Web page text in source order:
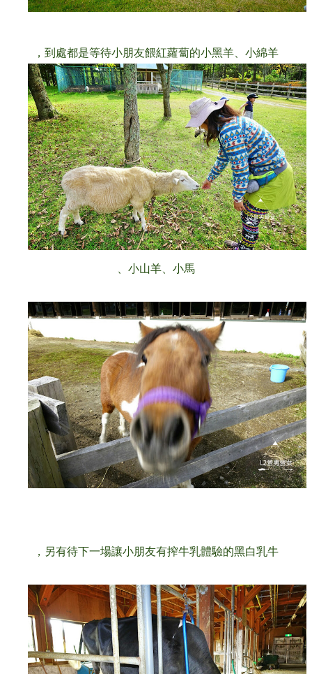
，到處都是等待小朋友餵紅蘿蔔的小黑羊、小綿羊
、小山羊、小馬
，另有待下一場讓小朋友有搾牛乳體驗的黑白乳牛